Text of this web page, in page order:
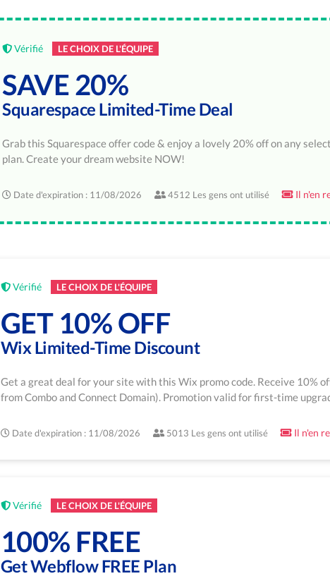
Vérifié LE CHOIX DE L'ÉQUIPE
SAVE 20%
Squarespace Limited-Time Deal
Grab this Squarespace offer code & enjoy a lovely 20% off on any
plan. Create your dream website NOW!
Date d'expiration : 11/08/2026 4512 Les gens ont utilisé Il n'en
Vérifié LE CHOIX DE L'ÉQUIPE
GET 10% OFF
Wix Limited-Time Discount
Get a great deal for your site with this Wix promo code. Receive 10%
from Combo and Connect Domain). Promotion valid for first-time
Date d'expiration : 11/08/2026 5013 Les gens ont utilisé Il n'en
Vérifié LE CHOIX DE L'ÉQUIPE
100% FREE
Get Webflow FREE Plan